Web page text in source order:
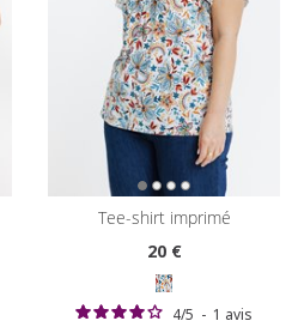
tee-shirt imprimé
20€
4/5 - 1 avis